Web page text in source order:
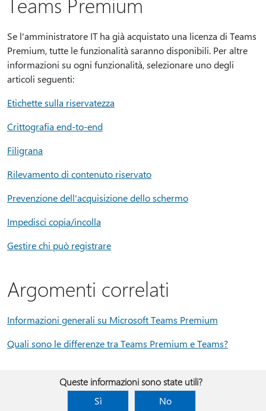
Se l'amministratore IT ha già acquistato una licenza di Teams
Premium, tutte le funzionalità saranno disponibili. Per altre
informazioni su ogni funzionalità, selezionare uno degli
articoli seguenti:
Etichette sulla riservatezza
Crittografia end-to-end
Filigrana
Rilevamento di contenuto riservato
Prevenzione dell'acquisizione dello schermo
Impedisci copia/incolla
Gestire chi può registrare
Argomenti correlati
Informazioni generali su Microsoft Teams Premium
Quali sono le differenze tra Teams Premium e Teams?
Queste informazioni sono state utili?
Sì
No